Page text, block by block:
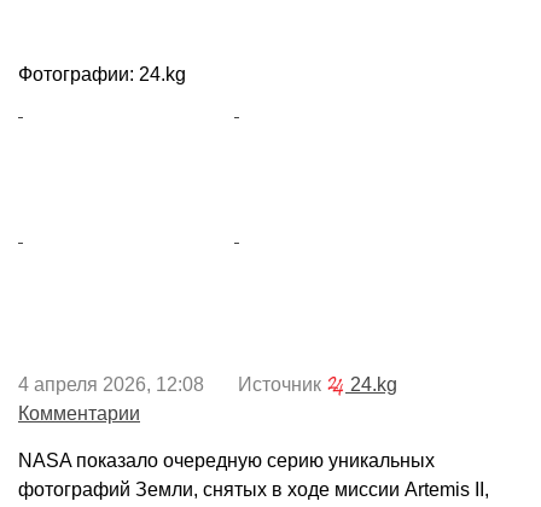
Фотографии: 24.kg
4 апреля 2026, 12:08 Источник
24.kg
Комментарии
NASA показало очередную серию уникальных
фотографий Земли, снятых в ходе миссии Artemis II,